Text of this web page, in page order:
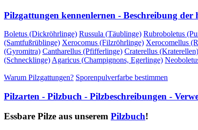
Pilzgattungen kennenlernen - Beschreibung der
Boletus (Dickröhrlinge) Russula (Täublinge) Rubroboletus
(Samtfußrüblinge) Xerocomus (Filzröhrlinge) Xerocomellus
(Gyromitra) Cantharellus (Pfifferlinge) Craterellus (Kraterellen)
(Schnecklinge) Agaricus (Champignons, Egerlinge)
Warum Pilzgattungen? Sporenpulverfarbe bestimmen
Pilzarten - Pilzbuch - Pilzbeschreibungen -
Essbare Pilze aus unserem Pilzbuch!